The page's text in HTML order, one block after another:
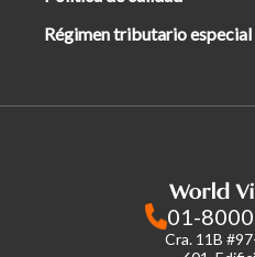
Régimen tributario especial
01-
Cra. 11B